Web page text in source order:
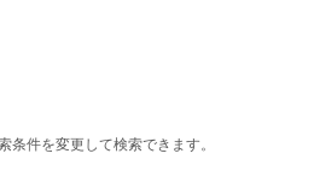
条件を変更して検索できます。